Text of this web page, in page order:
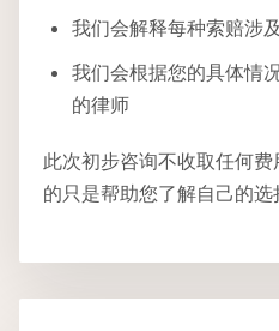
我们会解释每种索赔涉
我们会根据您的具体情
的律师
此次初步咨询不收取任何
的只是帮助您了解自己的选